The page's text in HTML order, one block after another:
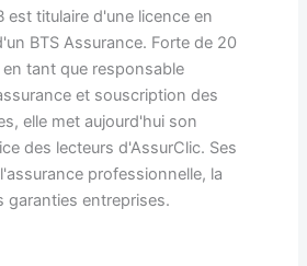
est titulaire d'une licence en
BTS Assurance. Forte de 20
tant que responsable
et souscription des
elle met aujourd'hui son
des lecteurs d'AssurClic. Ses
professionnelle, la
garanties entreprises.